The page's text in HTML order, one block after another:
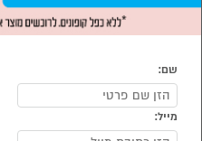
שם:
מייל: